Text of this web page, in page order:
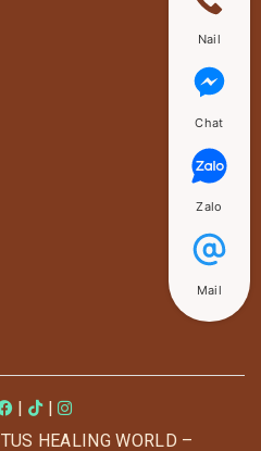
|
|
HEALING WORLD –
Nail
Chat
Zalo
Mail